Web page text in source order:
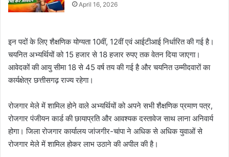
April 16, 2026
इन पदों के लिए शैक्षणिक योग्यता 10वीं, 12वीं एवं आईटीआई निर्धारित की गई है।
चयनित अभ्यर्थियों को 15 हजार से 18 हजार रुपए तक वेतन दिया जाएगा।
आवेदकों की आयु सीमा 18 से 45 वर्ष तय की गई है और चयनित उम्मीदवारों का
कार्यक्षेत्र छत्तीसगढ़ राज्य रहेगा।
रोजगार मेले में शामिल होने वाले अभ्यर्थियों को अपने सभी शैक्षणिक प्रमाण पत्र,
रोजगार पंजीयन कार्ड की छायाप्रति और आवश्यक दस्तावेज साथ लाना अनिवार्य
होगा। जिला रोजगार कार्यालय जांजगीर-चांपा ने अधिक से अधिक युवाओं से
रोजगार मेले में शामिल होकर लाभ उठाने की अपील की है।